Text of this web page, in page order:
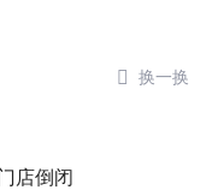
 换一换
店倒闭